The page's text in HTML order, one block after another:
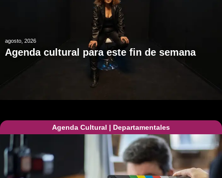
agosto, 2026
Agenda cultural para este fin de semana
Agenda Cultural | Departamentales